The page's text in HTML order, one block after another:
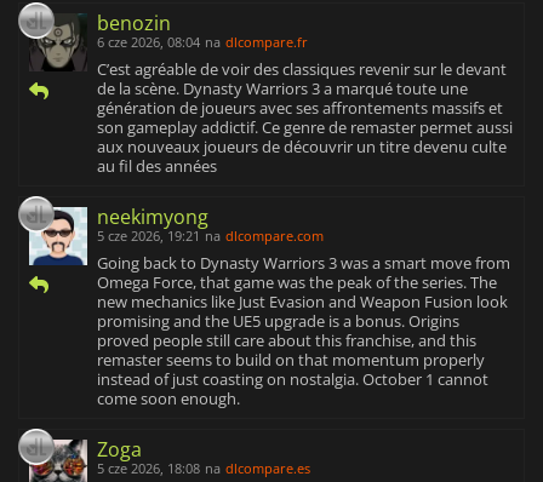
benozin
6 cze 2026, 08:04 na dlcompare.fr
C’est agréable de voir des classiques revenir sur le devant
de la scène. Dynasty Warriors 3 a marqué toute une
génération de joueurs avec ses affrontements massifs et
son gameplay addictif. Ce genre de remaster permet aussi
aux nouveaux joueurs de découvrir un titre devenu culte
au fil des années
neekimyong
5 cze 2026, 19:21 na dlcompare.com
Going back to Dynasty Warriors 3 was a smart move from
Omega Force, that game was the peak of the series. The
new mechanics like Just Evasion and Weapon Fusion look
promising and the UE5 upgrade is a bonus. Origins
proved people still care about this franchise, and this
remaster seems to build on that momentum properly
instead of just coasting on nostalgia. October 1 cannot
come soon enough.
Zoga
5 cze 2026, 18:08 na dlcompare.es